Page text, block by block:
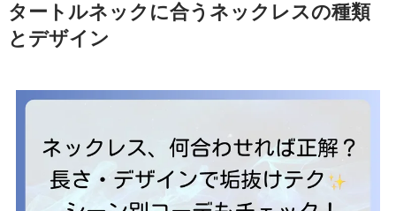
タートルネックに合うネックレスの種類
とデザイン